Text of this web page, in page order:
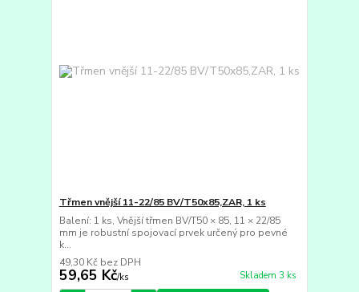
Třmen vnější 11-22/85 BV/T50x85,ZAR, 1 ks
Balení: 1 ks, Vnější třmen BV/T50 × 85, 11 × 22/85
mm je robustní spojovací prvek určený pro pevné
k...
59,65 Kč/ks
49,30 Kč bez DPH
Skladem 3 ks